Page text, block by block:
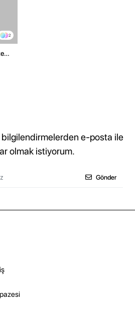
2
e-posta ile
olmak istiyorum.
Gönder